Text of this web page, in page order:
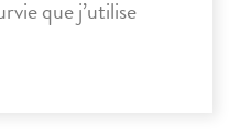
que j’utilise